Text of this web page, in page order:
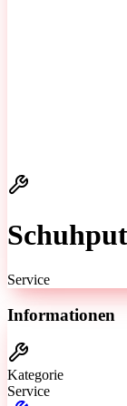
Service
Informationen
Kategorie
Service